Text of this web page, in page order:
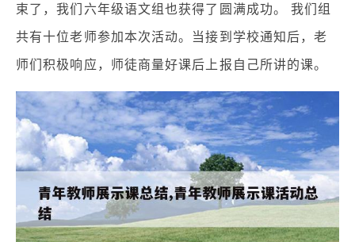
束了，我们六年级语文组也获得了圆满成功。 我们组
共有十位老师参加本次活动。当接到学校通知后，老
师们积极响应，师徒商量好课后上报自己所讲的课。